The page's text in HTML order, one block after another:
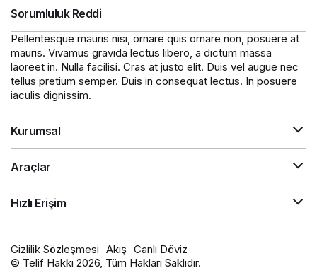
Sorumluluk Reddi
Pellentesque mauris nisi, ornare quis ornare non, posuere at
mauris. Vivamus gravida lectus libero, a dictum massa
laoreet in. Nulla facilisi. Cras at justo elit. Duis vel augue nec
tellus pretium semper. Duis in consequat lectus. In posuere
iaculis dignissim.
Kurumsal
Araçlar
Hızlı Erişim
Gizlilik Sözleşmesi Akış Canlı Döviz
© Telif Hakkı 2026, Tüm Hakları Saklıdır.